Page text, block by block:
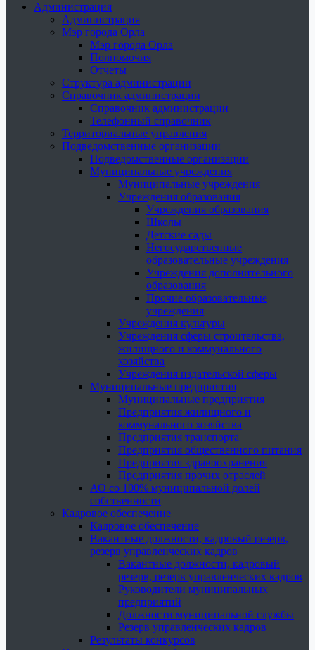
Администрация
Администрация
Мэр города Орла
Мэр города Орла
Полномочия
Отчеты
Структура администрации
Справочник администрации
Справочник администрации
Телефонный справочник
Территориальные управления
Подведомственные организации
Подведомственные организации
Муниципальные учреждения
Муниципальные учреждения
Учреждения образования
Учреждения образования
Школы
Детские сады
Негосударственные
образовательные учреждения
Учреждения дополнительного
образования
Прочие образовательные
учреждения
Учреждения культуры
Учреждения сферы строительства,
жилищного и коммунального
хозяйства
Учреждения издательской сферы
Муниципальные предприятия
Муниципальные предприятия
Предприятия жилищного и
коммунального хозяйства
Предприятия транспорта
Предприятия общественного питания
Предприятия здравоохранения
Предприятия прочих отраслей
АО со 100% муниципальной долей
собственности
Кадровое обеспечение
Кадровое обеспечение
Вакантные должности, кадровый резерв,
резерв управленческих кадров
Вакантные должности, кадровый
резерв, резерв управленческих кадров
Руководители муниципальных
предприятий
Должности муниципальной службы
Резерв управленческих кадров
Результаты конкурсов